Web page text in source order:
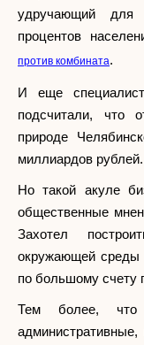
удручающий для
процентов
против комбината.
И еще
подсчитали, что
природе
миллиардов рублей.
Но такой акуле
общественные
Захотел
окружающей среды
по большому счету
Тем более,